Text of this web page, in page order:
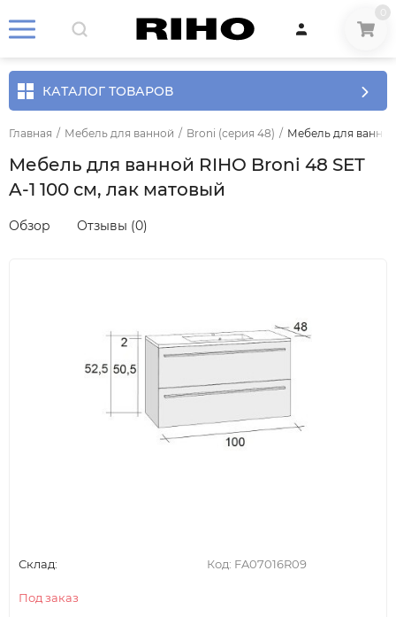
КАТАЛОГ ТОВАРОВ
Главная / Мебель для ванной / Broni (серия 48) / Мебель для ванной
Мебель для ванной RIHO Broni 48 SET
A-1 100 см, лак матовый
Обзор Отзывы (0)
Код: FA07016R09
Склад:
Под заказ